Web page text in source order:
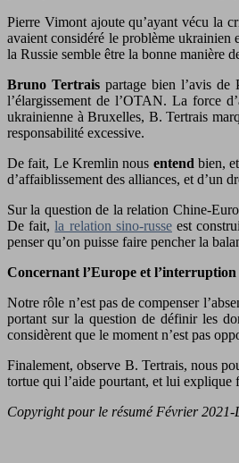
Pierre Vimont ajoute qu’ayant vécu la
avaient considéré le problème
la Russie semble être la bonne manière
Bruno Tertraispartage bien l’avis de
l’élargissement de l’OTAN. La force
ukrainienne à Bruxelles, B. Tertrais
responsabilité excessive.
De fait, Le Kremlin nous entend bien,
d’affaiblissement des alliances, et d’un
Sur la question de la relation Chine-
De fait,la relation sino-russeest
penser qu’on puisse faire pencher la
Concernant l’Europe et
Notre rôle n’est pas de compenser
portant sur la question de définir les
considèrent que le moment n’est pas
Finalement, observe B. Tertrais, nous
tortue qui l’aide pourtant, et lui explique
Copyright pour le résumé Février